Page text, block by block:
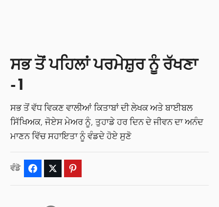
ਸਭ ਤੋਂ ਪਹਿਲਾਂ ਪਰਮੇਸ਼ੁਰ ਨੂੰ ਰੱਖਣਾ
-1
ਸਭ ਤੋਂ ਵੱਧ ਵਿਕਣ ਵਾਲੀਆਂ ਕਿਤਾਬਾਂ ਦੀ ਲੇਖਕ ਅਤੇ ਬਾਈਬਲ
ਸਿੱਖਿਅਕ, ਜੋਏਸ ਮੇਅਰ ਨੂੰ, ਤੁਹਾਡੇ ਹਰ ਦਿਨ ਦੇ ਜੀਵਨ ਦਾ ਅਨੰਦ
ਮਾਣਨ ਵਿੱਚ ਸਹਾਇਤਾ ਨੂੰ ਵੰਡਦੇ ਹੋਏ ਸੁਣੋ
ਵੰਡੋ Facebook Twitter